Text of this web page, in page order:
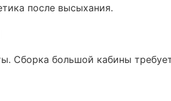
после высыхания.
большой кабины